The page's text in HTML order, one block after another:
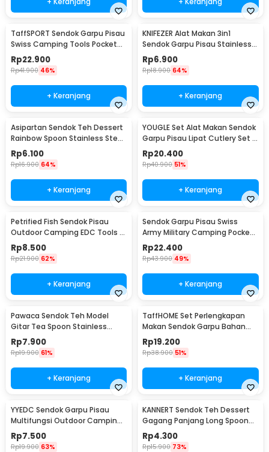
TaffSPORT Sendok Garpu Pisau
Swiss Camping Tools Pocket
Knife EDC 5in1 - A008
Rp22.900
Rp41.900 46%
+ Keranjang
KNIFEZER Alat Makan 3in1
Sendok Garpu Pisau Stainless
Travel 20cm - HG1514
Rp6.900
Rp18.900 64%
+ Keranjang
Asipartan Sendok Teh Dessert
Rainbow Spoon Stainless Steel
Bulat - A014
Rp6.100
Rp16.900 64%
+ Keranjang
YOUGLE Set Alat Makan Sendok
Garpu Pisau Lipat Cutlery Set 3
PCS - A009
Rp20.400
Rp40.900 51%
+ Keranjang
Petrified Fish Sendok Pisau
Outdoor Camping EDC Tools -
LX709
Rp8.500
Rp21.900 62%
+ Keranjang
Sendok Garpu Pisau Swiss
Army Military Camping Pocket
Knife EDC 4 in 1 - A011
Rp22.400
Rp43.900 49%
+ Keranjang
Pawaca Sendok Teh Model
Gitar Tea Spoon Stainless
Steel 304 12cm - RR-09
Rp7.900
Rp19.900 61%
+ Keranjang
TaffHOME Set Perlengkapan
Makan Sendok Garpu Bahan
Bambu Cutlery Set - EA02510
Rp19.200
Rp38.900 51%
+ Keranjang
YYEDC Sendok Garpu Pisau
Multifungsi Outdoor Camping
Spork EDC Tools - LX708
Rp7.500
Rp19.900 63%
KANNERT Sendok Teh Dessert
Gagang Panjang Long Spoon
Stainless Steel - RR-11
Rp4.300
Rp15.900 73%